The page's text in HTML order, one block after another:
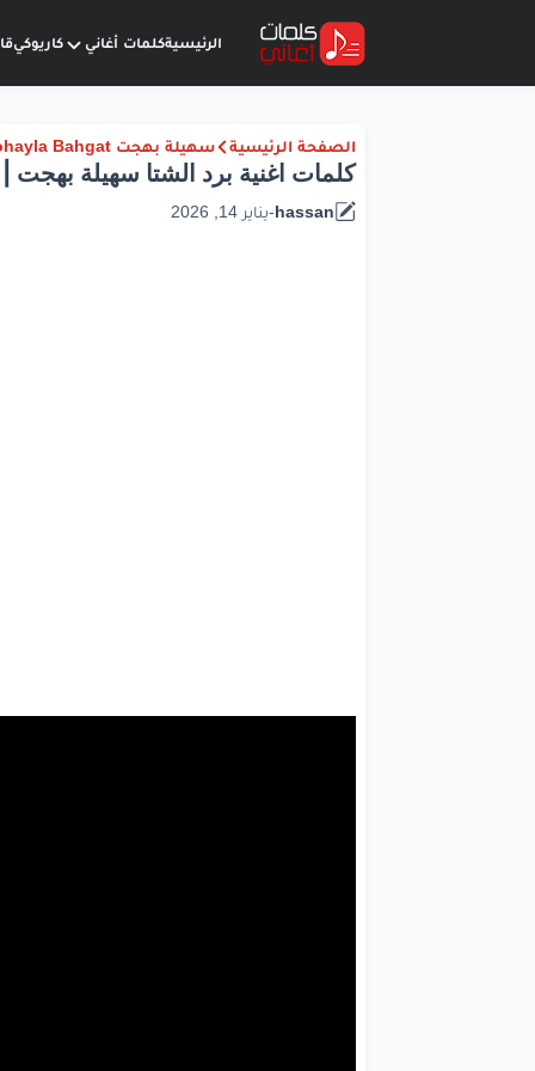
الرئيسيةكلمات أغاني كاريوكي
الصفحة الرئيسية سهيلة بهجت Sohayla Bahgat
كلمات اغنية برد الشتا سهيلة بهجت | 2026
hassan
-يناير 14, 2026